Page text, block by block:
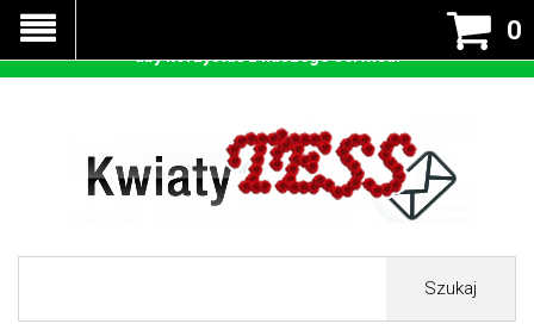
0
Szukaj
Nasza strona korzysta z cookies - czyli tzw ciastek w celu
prawidłowego działania. Zaakceptuj przyjmowanie cookies
aby korzystać z naszego serwisu.